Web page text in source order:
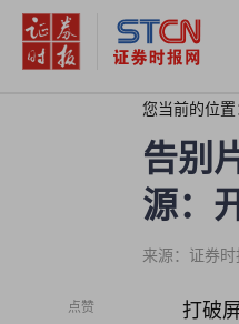
您当前的位置
告别
源：
来源：证券
点赞 打破